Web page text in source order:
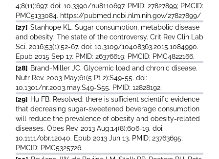
4;8(11):697. doi: 10.3390/nu8110697. PMID: 27827899; PMCID:
PMC5133084. https://pubmed.ncbi.nlm.nih.gov/27827899/
[27] Stanhope KL. Sugar consumption, metabolic disease
and obesity: The state of the controversy. Crit Rev Clin Lab
Sci. 2016;53(1):52-67. doi: 10.3109/10408363.2015.1084990.
Epub 2015 Sep 17. PMID: 26376619; PMCID: PMC4822166.
[28] Brand-Miller JC. Glycemic load and chronic disease.
Nutr Rev. 2003 May;61(5 Pt 2):S49-55. doi:
10.1301/nr.2003.may.S49-S55. PMID: 12828192.
[29] Hu FB. Resolved: there is sufficient scientific evidence
that decreasing sugar-sweetened beverage consumption
will reduce the prevalence of obesity and obesity-related
diseases. Obes Rev. 2013 Aug;14(8):606-19. doi:
10.1111/obr.12040. Epub 2013 Jun 13. PMID: 23763695;
PMCID: PMC5325726.